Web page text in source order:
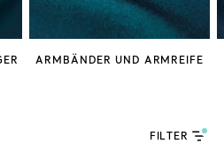
ARMBÄNDER UND ARMREIFE
FILTER